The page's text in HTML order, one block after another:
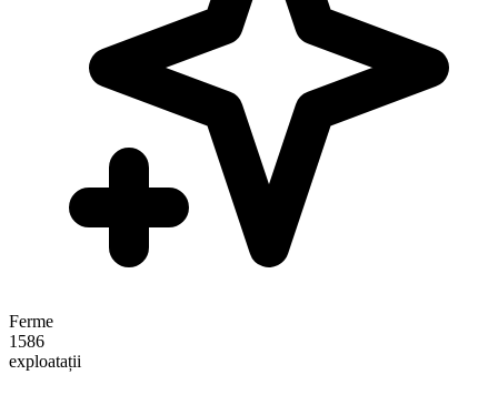
Ferme
1586
exploatații